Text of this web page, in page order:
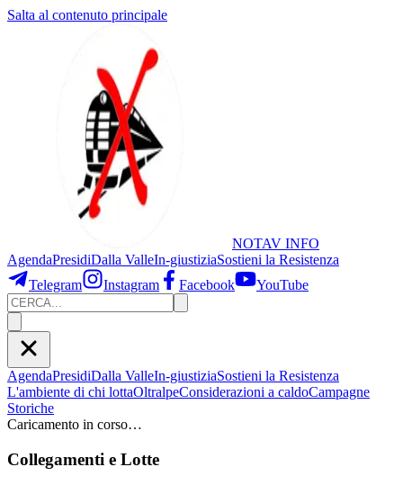
Salta al contenuto principale
NOTAV INFO
AgendaPresidiDalla ValleIn-giustiziaSostieni la Resistenza
Telegram
Instagram Facebook YouTube
AgendaPresidiDalla ValleIn-giustiziaSostieni la Resistenza
L'ambiente di chi lottaOltralpeConsiderazioni a caldoCampagne
Storiche
Caricamento in corso…
Collegamenti e Lotte